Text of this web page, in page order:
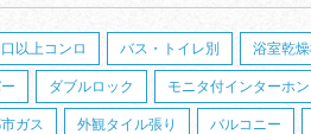
口以上コンロ バス・トイレ別 浴室乾
ダブルロック モニタ付インターホン
ガス 外観タイル張り バルコニー